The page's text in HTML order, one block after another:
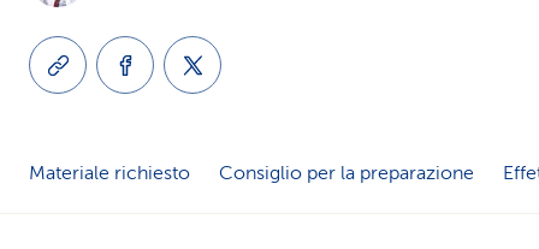
Materiale richiesto Consiglio per la preparazione